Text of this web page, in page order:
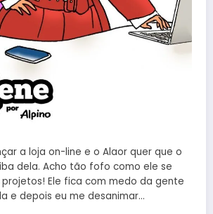
a loja on-line e o Alaor quer que o
dela. Acho tão fofo como ele se
Ele fica com medo da gente
e depois eu me desanimar…